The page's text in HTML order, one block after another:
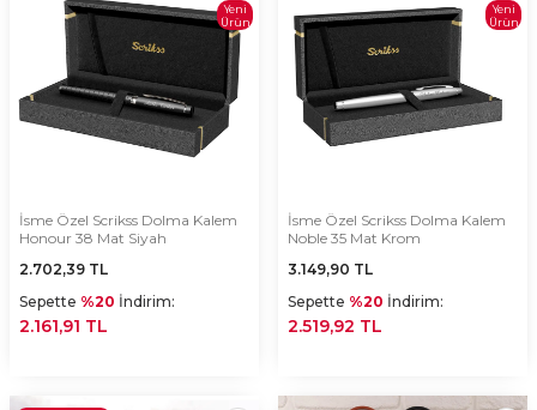
Yeni
Ürün
İsme Özel Scrikss Dolma Kalem
Honour 38 Mat Siyah
2.702,39 TL
Sepette %20 İndirim:
2.161,91 TL
Yeni
Ürün
İsme Özel Scrikss Dolma Kalem
Noble 35 Mat Krom
3.149,90 TL
Sepette %20 İndirim:
2.519,92 TL